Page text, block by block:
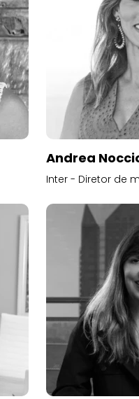
Andrea
Inter - Diretor de